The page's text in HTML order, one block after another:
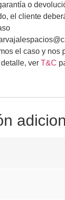
o
el cliente
el caso y nos
ver T&C